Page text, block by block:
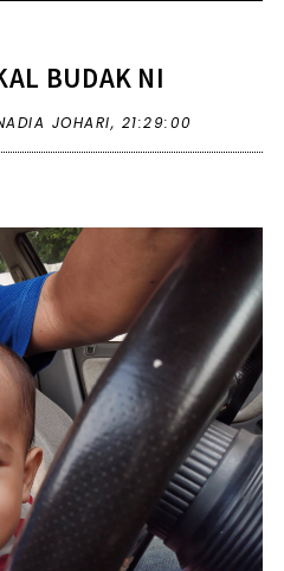
BUDAK NI
JOHARI, 21:29:00